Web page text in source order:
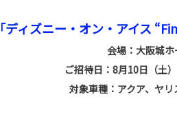
「ディズニー・オン・アイス
会場：大阪城ホ
ご招待日：8月10日（土）
対象車種：アクア、ヤ